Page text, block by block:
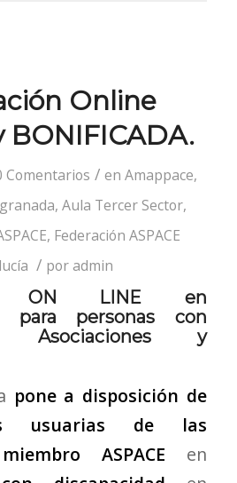
Online
BONIFICADA.
Comentarios / en Amappace,
, Aula Tercer Sector,
, Federación ASPACE
/ poradmin
ON LINE en
para personas con
Asociaciones y
pone a disposición de
usuarias de las
ASPACE en